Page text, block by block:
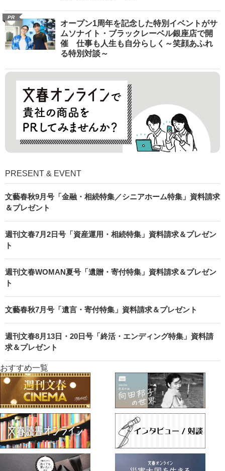
PR
オープン1周年を記念した特別イベントがサ
ムソナイト・ブラックレーベル銀座店で開
催 仕事も人生も自分らしく～笑顔あふれ
る特別対談～
PRESENT & EVENT
文藝春秋9月号「金融・相続特集／シニアホーム特集」資料請求
＆プレゼント
週刊文春7月2日号「資産運用・相続特集」資料請求＆プレゼン
ト
週刊文春WOMAN夏号「遺贈・寄付特集」資料請求＆プレゼン
ト
文藝春秋7月号「遺言・寄付特集」資料請求＆プレゼント
週刊文春8月13日・20日号「終活・エンディング特集」資料請
求＆プレゼント
おすすめ一覧